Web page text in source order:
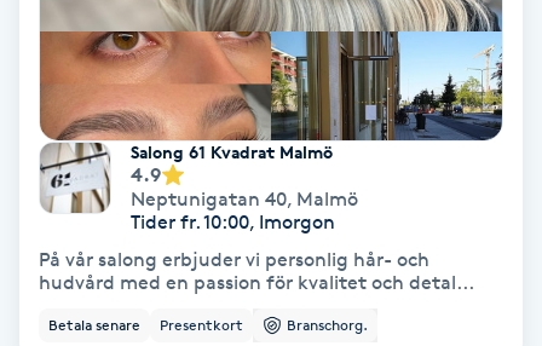
Hot yoga
Hudföryngring
Huduppstramning
Hudvård
Hyaluronsyra
Salong 61 Kvadrat Malmö
4.9
Neptunigatan 40, Malmö
Tider fr. 10:00, Imorgon
På vår salong erbjuder vi personlig hår- och
hudvård med en passion för kvalitet och detal...
Betala senare Presentkort Branschorg.